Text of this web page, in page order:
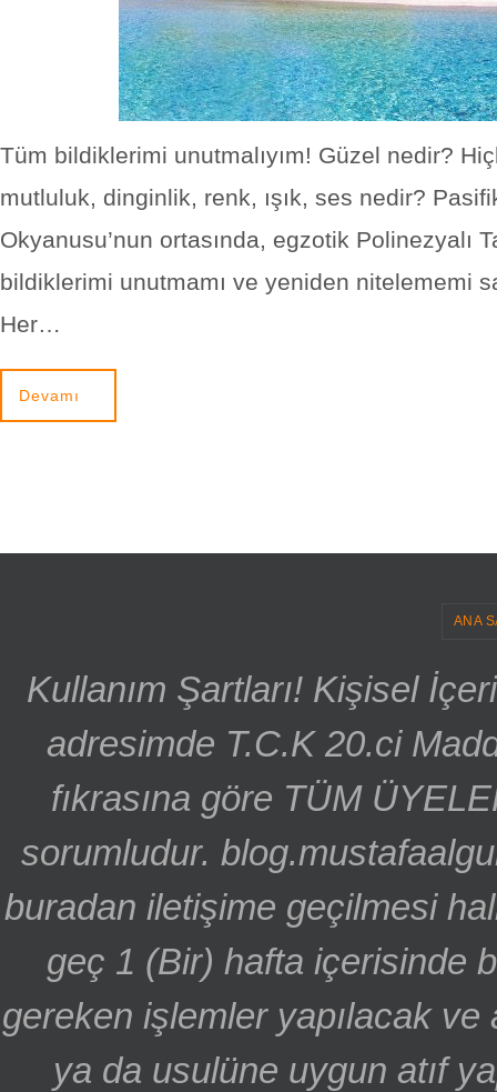
Tüm bildiklerimi unutmalıyım! Güzel nedir?
mutluluk, dinginlik, renk, ışık, ses nedir?
Okyanusu’nun ortasında, egzotik Polinezyalı
bildiklerimi unutmamı ve yeniden nitelememi
Her…
Devamı
ANA
Kullanım Şartları! Kişisel
adresimde T.C.K 20.ci
fıkrasına göre TÜM
sorumludur.
buradan iletişime geçilmesi
geç 1 (Bir) hafta içerisinde
gereken işlemler yapılacak ve
ya da usulüne uygun atıf